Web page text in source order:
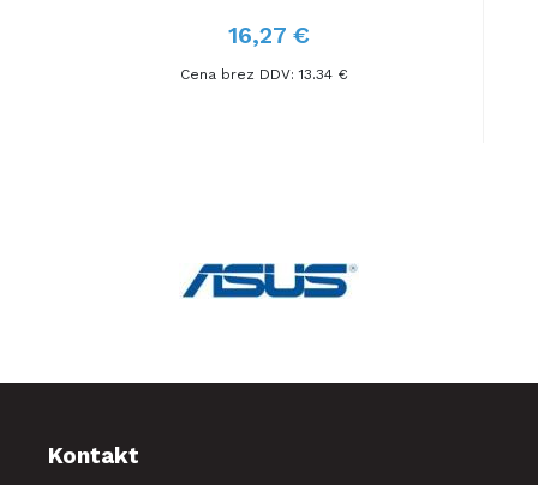
16,27 €
Cena brez DDV: 13.34 €
Kontakt